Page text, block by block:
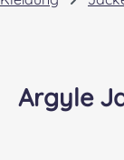
Argyle